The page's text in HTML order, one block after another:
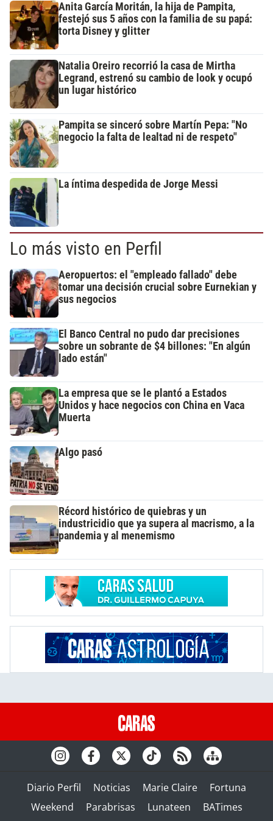
Anita García Moritán, la hija de Pampita,
festejó sus 5 años con la familia de su papá:
torta Disney y glitter
Natalia Oreiro recorrió la casa de Mirtha
Legrand, estrenó su cambio de look y ocupó
un lugar histórico
Pampita se sinceró sobre Martín Pepa: "No
negocio la falta de lealtad ni de respeto"
La íntima despedida de Jorge Messi
Lo más visto en Perfil
Aeropuertos: el "empleado fallado" debe
tomar una decisión crucial sobre Eurnekian y
sus negocios
El Banco Central no pudo dar precisiones
sobre un sobrante de $4 billones: "En algún
lado están"
La empresa que se le plantó a Estados
Unidos y hace negocios con China en Vaca
Muerta
Algo pasó
Récord histórico de quiebras y un
industricidio que ya supera al macrismo, a la
pandemia y al menemismo
Diario Perfil Noticias Marie Claire
Fortuna
Weekend
Parabrisas Lunateen BATimes